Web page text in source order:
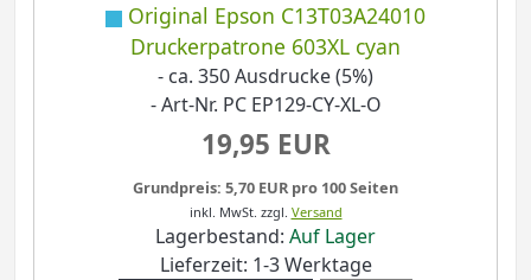
Original Epson C13T03A24010
Druckerpatrone 603XL cyan
- ca. 350 Ausdrucke (5%)
- Art-Nr. PC EP129-CY-XL-O
19,95 EUR
Grundpreis: 5,70 EUR pro 100 Seiten
inkl. MwSt. zzgl. Versand
Lagerbestand: Auf Lager
Lieferzeit: 1-3 Werktage